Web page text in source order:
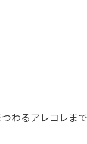
わるアレコレま